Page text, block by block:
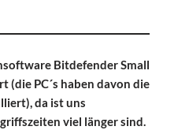
Bitdefender Small
(die PC´s haben davon die
da ist uns
viel länger sind.